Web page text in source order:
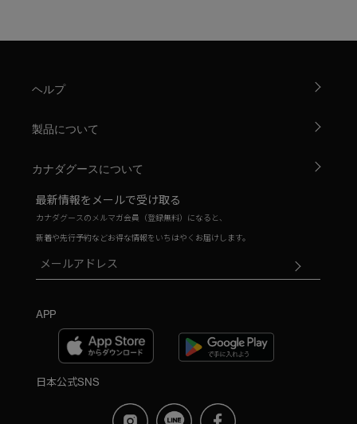
ヘルプ
製品について
カナダグースについて
最新情報をメールで受け取る
カナダグースのメルマガ会員（登録無料）になると、
新着や先行予約などお得な情報をいちはやくお届けします。
APP
日本公式SNS